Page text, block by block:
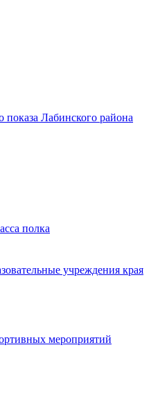
показа Лабинского района
полка
учреждения края
мероприятий